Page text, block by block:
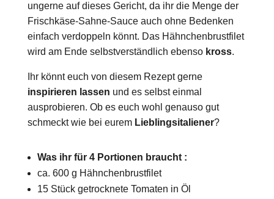
ungerne auf dieses Gericht, da ihr die Menge der
Frischkäse-Sahne-Sauce auch ohne Bedenken
einfach verdoppeln könnt. Das Hähnchenbrustfilet
wird am Ende selbstverständlich ebenso kross.
Ihr könnt euch von diesem Rezept gerne
inspirieren lassen und es selbst einmal
ausprobieren. Ob es euch wohl genauso gut
schmeckt wie bei eurem Lieblingsitaliener?
Was ihr für 4 Portionen braucht :
ca. 600 g Hähnchenbrustfilet
15 Stück getrocknete Tomaten in Öl